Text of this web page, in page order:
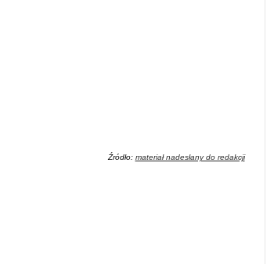
Źródło: materiał nadesłany do redakcji